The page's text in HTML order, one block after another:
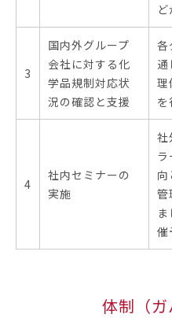
3
国内外グループ
会社に対する化
学品規制対応状
況の確認と支援
各
理
を
4
社内セミナーの
実施
社
管
催
体制（ガ